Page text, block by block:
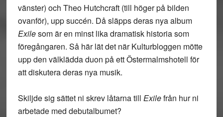
vänster) och Theo Hutchcraft (till höger på bilden
ovanför), upp succén. Då släpps deras nya album
Exilesom är en minst lika dramatisk historia som
föregångaren. Så här lät det när Kulturbloggen mötte
upp den välklädda duon på ett Östermalmshotell för
att diskutera deras nya musik.
Skiljde sig sättet ni skrev låtarna till Exilefrån hur ni
arbetade med debutalbumet?